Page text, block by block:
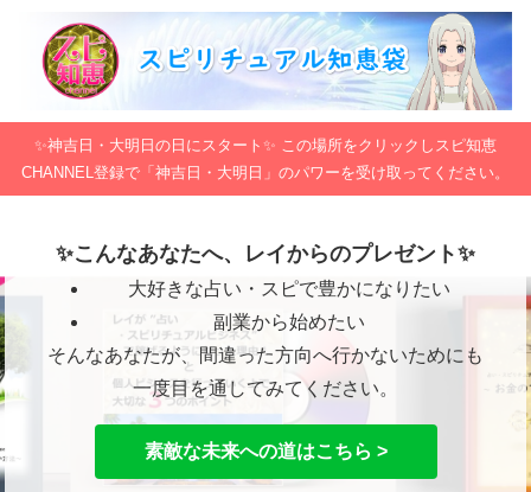
✨神吉日・大明日の日にスタート✨ この場所をクリックしスピ知恵
CHANNEL登録で「神吉日・大明日」のパワーを受け取ってください。
✨こんなあなたへ、レイからのプレゼント✨
大好きな占い・スピで豊かになりたい
副業から始めたい
そんなあなたが、間違った方向へ行かないためにも
一度目を通してみてください。
素敵な未来への道はこちら >